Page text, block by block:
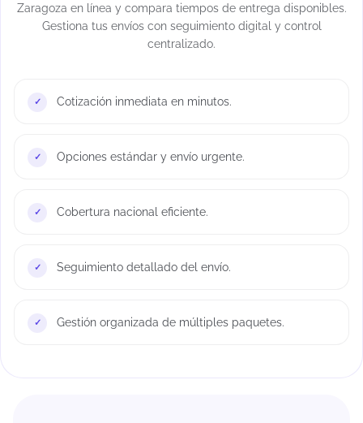
Zaragoza en línea y compara tiempos de entrega disponibles.
Gestiona tus envíos con seguimiento digital y control
centralizado.
Cotización inmediata en minutos.
Opciones estándar y envío urgente.
Cobertura nacional eficiente.
Seguimiento detallado del envío.
Gestión organizada de múltiples paquetes.